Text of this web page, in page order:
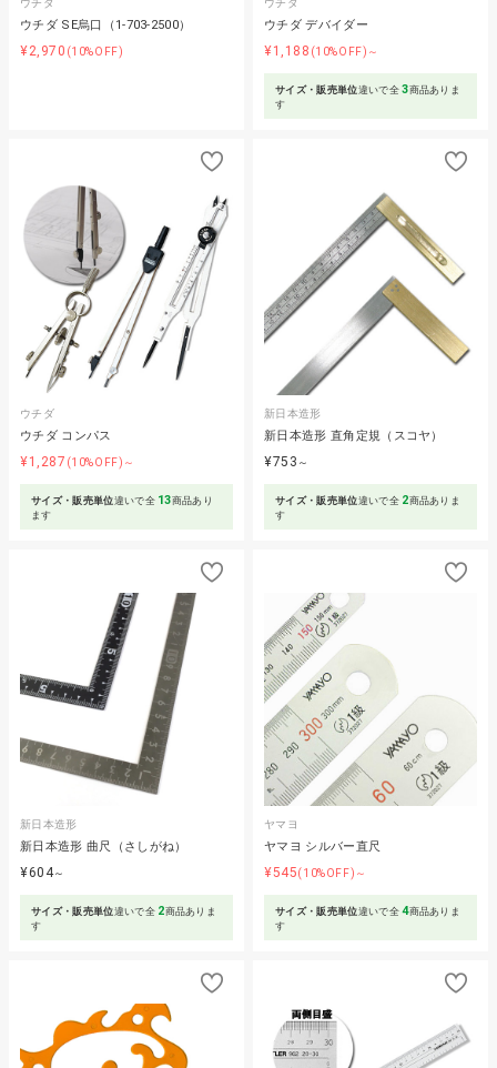
ウチダ SE烏口（1-703-2500）
¥2,970 (10%OFF)
ウチダ デバイダー
¥1,188 (10%OFF)～
サイズ・販売単位違いで全3商品ありま
す
ウチダ
ウチダ コンパス
¥1,287 (10%OFF)～
サイズ・販売単位違いで全 13商品あり
ます
新日本造形
新日本造形 直角定規（スコヤ）
¥753 ～
サイズ・販売単位違いで全 2商品ありま
す
新日本造形
新日本造形 曲尺（さしがね）
¥604～
サイズ・販売単位違いで全 2商品ありま
す
ヤマヨ
ヤマヨ シルバー直尺
¥545(10%OFF)～
サイズ・販売単位違いで全4商品ありま
す